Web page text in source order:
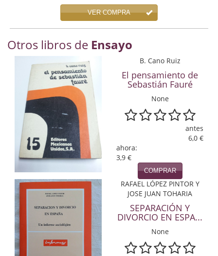
Divulgación científica
Economía
Enciclopedias
Ensayo
Ensayo literario
Física y Química
Física y química
Guerra Civil Española
Historia
VER COMPRA
Otros libros de Ensayo
B. Cano Ruiz
El pensamiento de
Sebastián Fauré
None
antes
6,0 €
ahora:
3,9 €
COMPRAR
RAFAEL LÓPEZ PINTOR Y
JOSE JUAN TOHARIA
SEPARACIÓN Y
DIVORCIO EN ESPA...
None